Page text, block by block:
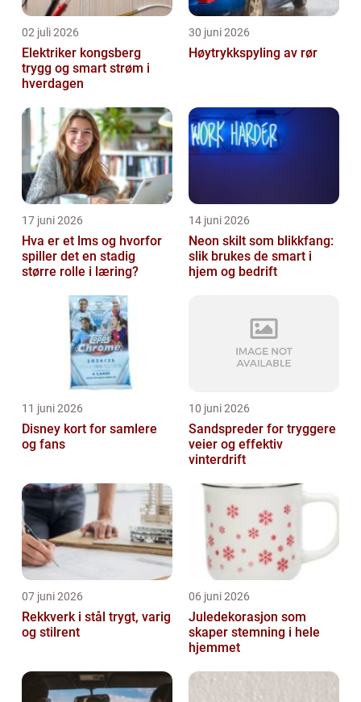
02 juli 2026
Elektriker kongsberg
trygg og smart strøm i
hverdagen
30 juni 2026
Høytrykkspyling av rør
17 juni 2026
Hva er et lms og hvorfor
spiller det en stadig
større rolle i læring?
14 juni 2026
Neon skilt som blikkfang:
slik brukes de smart i
hjem og bedrift
11 juni 2026
Disney kort for samlere
og fans
10 juni 2026
Sandspreder for tryggere
veier og effektiv
vinterdrift
07 juni 2026
Rekkverk i stål trygt, varig
og stilrent
06 juni 2026
Juledekorasjon som
skaper stemning i hele
hjemmet